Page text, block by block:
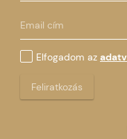
Elfogadom az
Feliratkozás